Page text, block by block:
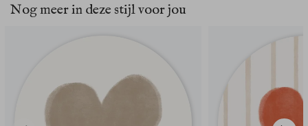
Nog meer in deze stijl voor jou